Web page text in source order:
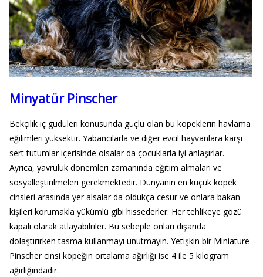
Minyatür Pinscher
Bekçilik iç güdüleri konusunda güçlü olan bu köpeklerin havlama
eğilimleri yüksektir. Yabancılarla ve diğer evcil hayvanlara karşı
sert tutumlar içerisinde olsalar da çocuklarla iyi anlaşırlar.
Ayrıca, yavruluk dönemleri zamanında eğitim almaları ve
sosyalleştirilmeleri gerekmektedir. Dünyanın en küçük köpek
cinsleri arasında yer alsalar da oldukça cesur ve onlara bakan
kişileri korumakla yükümlü gibi hissederler. Her tehlikeye gözü
kapalı olarak atlayabilriler. Bu sebeple onları dışarıda
dolaştırırken tasma kullanmayı unutmayın. Yetişkin bir Miniature
Pinscher cinsi köpeğin ortalama ağırlığı ise 4 ile 5 kilogram
ağırlığındadır.